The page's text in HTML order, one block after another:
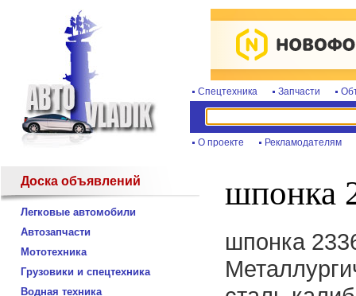
Спецтехника Запчасти
О проекте Рекламодателям
Доска объявлений
Легковые автомобили
Автозапчасти
Мототехника
Грузовики и спецтехника
Водная техника
шпонка
шпонка